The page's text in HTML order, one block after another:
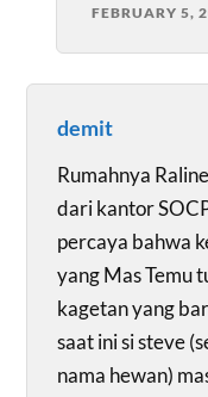
FEBRUARY 5,
demit
Rumahnya
dari kantor
percaya bahwa
yang Mas Temu
kagetan yang
saat ini si steve
nama hewan)